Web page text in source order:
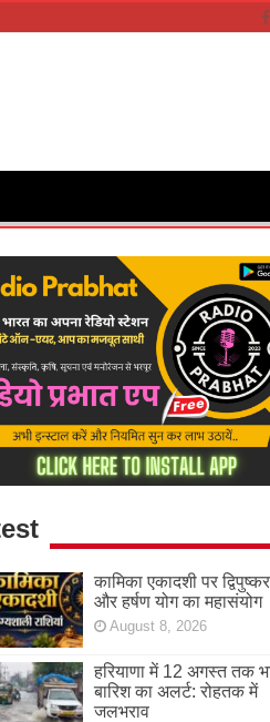
कामिका एकादशी पर द्विपुष्कर
और हर्षण योग का महासंयोग
August 8, 2026
हरियाणा में 12 अगस्त तक
बारिश का अलर्ट: रोहतक में
जलभराव